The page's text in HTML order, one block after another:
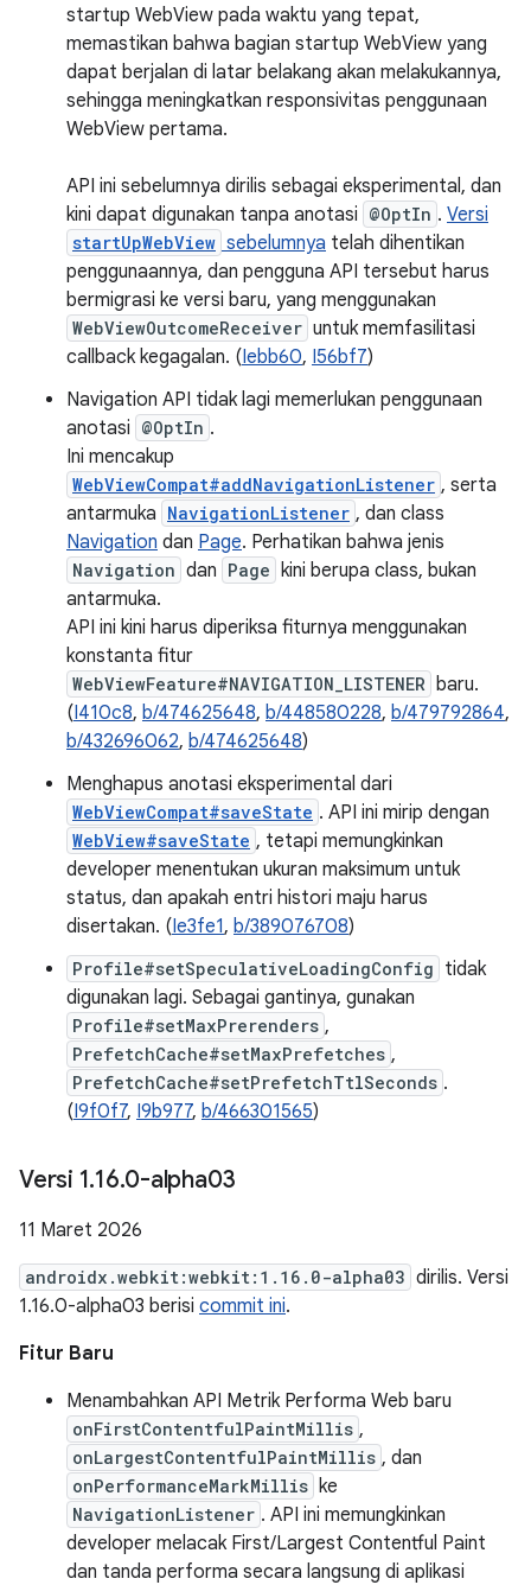
startup WebView pada waktu yang tepat,
memastikan bahwa bagian startup WebView yang
dapat berjalan di latar belakang akan melakukannya,
sehingga meningkatkan responsivitas penggunaan
WebView pertama.
API ini sebelumnya dirilis sebagai eksperimental, dan
kini dapat digunakan tanpa anotasi @OptIn . Versi
startUpWebView sebelumnya telah dihentikan
penggunaannya, dan pengguna API tersebut harus
bermigrasi ke versi baru, yang menggunakan
WebViewOutcomeReceiver untuk memfasilitasi
callback kegagalan. (Iebb60, I56bf7)
Navigation API tidak lagi memerlukan penggunaan
anotasi @OptIn .
Ini mencakup
WebViewCompat#addNavigationListener , serta
antarmuka NavigationListener , dan class
Navigation dan Page. Perhatikan bahwa jenis
Navigation dan Page kini berupa class, bukan
antarmuka.
API ini kini harus diperiksa fiturnya menggunakan
konstanta fitur
WebViewFeature#NAVIGATION_LISTENER baru.
(I410c8, b/474625648, b/448580228, b/479792864,
b/432696062, b/474625648)
Menghapus anotasi eksperimental dari
WebViewCompat#saveState . API ini mirip dengan
WebView#saveState , tetapi memungkinkan
developer menentukan ukuran maksimum untuk
status, dan apakah entri histori maju harus
disertakan. (Ie3fe1, b/389076708)
Profile#setSpeculativeLoadingConfig tidak
digunakan lagi. Sebagai gantinya, gunakan
Profile#setMaxPrerenders ,
PrefetchCache#setMaxPrefetches ,
PrefetchCache#setPrefetchTtlSeconds .
(I9f0f7, I9b977, b/466301565)
Versi 1.16.0-alpha03
11 Maret 2026
androidx.webkit:webkit:1.16.0-alpha03 dirilis. Versi
1.16.0-alpha03 berisi commit ini.
Fitur Baru
Menambahkan API Metrik Performa Web baru
onFirstContentfulPaintMillis ,
onLargestContentfulPaintMillis , dan
onPerformanceMarkMillis ke
NavigationListener . API ini memungkinkan
developer melacak First/Largest Contentful Paint
dan tanda performa secara langsung di aplikasi